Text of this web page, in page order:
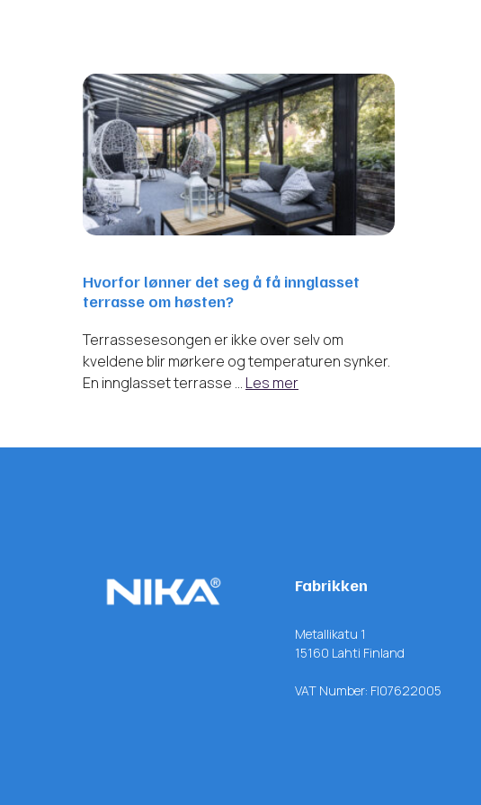
Hvorfor lønner det seg å få innglasset
terrasse om høsten?
Terrassesesongen er ikke over selv om
kveldene blir mørkere og temperaturen synker.
En innglasset terrasse … Les mer
Fabrikken
Metallikatu 1
15160 Lahti Finland
VAT Number: FI07622005